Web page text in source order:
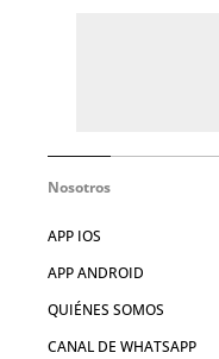
Nosotros
APP IOS
APP ANDROID
QUIÉNES SOMOS
CANAL DE WHATSAPP